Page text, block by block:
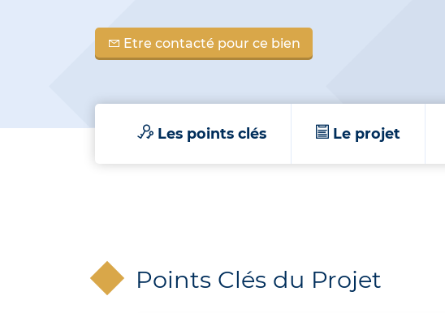
Etre contacté pour ce bien
Les points clés Le projet
Points Clés du Projet